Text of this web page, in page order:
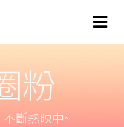
粉
斷熱映中~